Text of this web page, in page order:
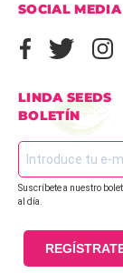
SOCIAL MEDIA
LINDA SEEDS
BOLETÍN
Suscríbete a nuestro
al día.